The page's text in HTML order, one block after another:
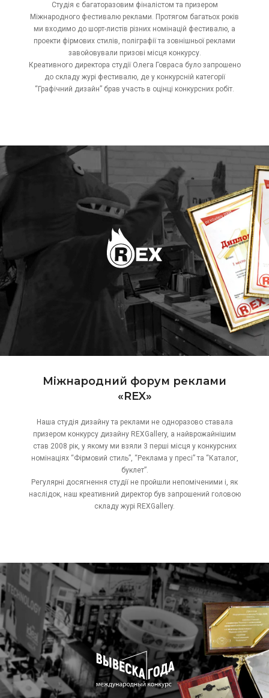
Студія є багаторазовим фіналістом та призером
Міжнародного фестивалю реклами. Протягом багатьох років
ми входимо до шорт-листів різних номінацій фестивалю, а
проекти фірмових стилів, поліграфії та зовнішньої реклами
завойовували призові місця конкурсу.
Креативного директора студії Олега Говраса було запрошено
до складу журі фестивалю, де у конкурсній категорії
“Графічний дизайн” брав участь в оцінці конкурсних робіт.
Міжнародний форум реклами
«REX»
Наша студія дизайну та реклами не одноразово ставала
призером конкурсу дизайну REXGallery, а найврожайнішим
став 2008 рік, у якому ми взяли 3 перші місця у конкурсних
номінаціях “Фірмовий стиль”, “Реклама у пресі” та “Каталог,
буклет”.
Регулярні досягнення студії не пройшли непоміченими і, як
наслідок, наш креативний директор був запрошений головою
складу журі REXGallery.